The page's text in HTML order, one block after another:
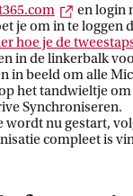
Externe
en login
je om in te loggen
hoe je de
in de linkerbalk
in beeld om alle
het tandwieltje
Synchroniseren.
wordt nu gestart,
compleet is